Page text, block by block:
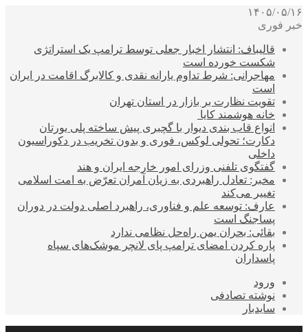
۱۴۰۵/۰۵/۱۶
خبر فوری
قالیباف: انتشار اخبار جعلی توسط ترامپ یک استراتژی
شکست خورده است
مهاجرانی: شرط تداوم یارانه نقدی و کالابرگ اقامت در ایران
است
تقویت نظارت بر بازار در استان تهران
خانه هوشمند کایا
انواع قاب بندی دیوار با گچبری پیش ساخته پلی یورتان
دکارت؛ تحولی لوکس، فوری و بدون تخریب در دکوراسیون
داخلی
گفتگوی تلفنی وزرای امور خارجه ایران و هند
مخبر: تعادل راهبردی به زیان آمران تعرّض به امت اسلامی
تغییر می‌کند
عارف: توسعه علم و فناوری، راهبرد اصلی دولت در دوران
پساجنگ است
بقائی: بحران یمن راه‌حل نظامی ندارد
پاره کردن امضای ترامپ پای لانچر موشک‌های سپاه
پاسداران
ورود
نوشته تصادفی
سایدبار